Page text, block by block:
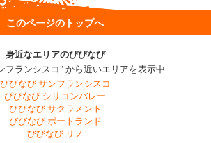
このページのトップへ
身近なエリアのびびなび
フランシスコ" から近いエリアを表示中
びびなび サンフランシスコ
びびなび シリコンバレー
びびなび サクラメント
びびなび ポートランド
びびなび リノ